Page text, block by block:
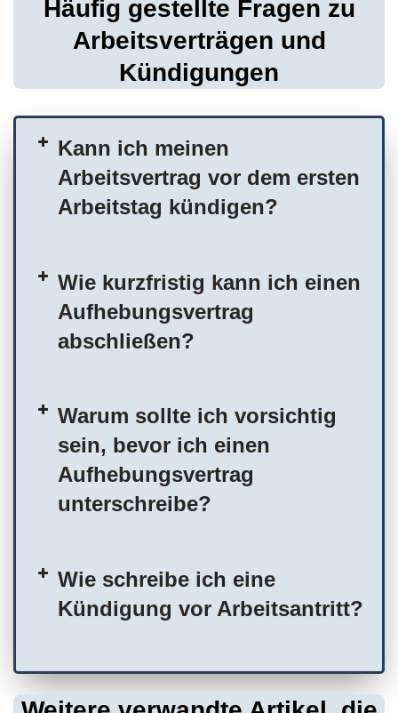
Häufig gestellte Fragen zu
Arbeitsverträgen und
Kündigungen
Kann ich meinen
Arbeitsvertrag vor dem ersten
Arbeitstag kündigen?
Wie kurzfristig kann ich einen
Aufhebungsvertrag
abschließen?
Warum sollte ich vorsichtig
sein, bevor ich einen
Aufhebungsvertrag
unterschreibe?
Wie schreibe ich eine
Kündigung vor Arbeitsantritt?